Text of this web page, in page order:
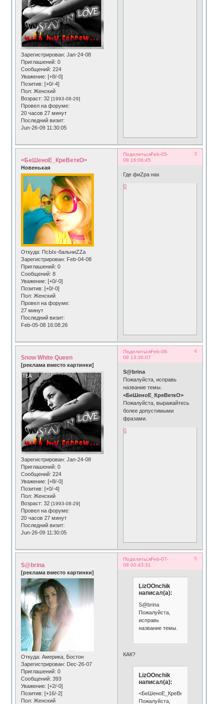
Зарегистрирован: Jan-24-08
Приглашений: 0
Сообщений: 224
Уважение: [+8/-0]
Позитив: [+0/-4]
Пол: Женский
Возраст: 32[1993-08-29]
Провел на форуме:
20 часов 27 минут
Последний визит:
Jun-26-09 11:30:05
Поделиться 3
Feb-05-
08 16:06:45
<БеШеноЕ_КреВеткО>
Новенькая
Откуда: ПсЫх-бальниZZа
Зарегистрирован: Feb-04-08
Приглашений: 0
Сообщений: 8
Уважение: [+0/-0]
Позитив: [+0/-0]
Пол: Женский
Провел на форуме:
27 минут
Последний визит:
Feb-05-08 16:08:26
Где фиZра нах
0
Поделиться 4
Feb-06-
08 13:30:07
Snow White Queen
[реклама вместо картинки]
Зарегистрирован: Jan-24-08
Приглашений: 0
Сообщений: 224
Уважение: [+8/-0]
Позитив: [+0/-4]
Пол: Женский
Возраст: 32[1993-08-29]
Провел на форуме:
20 часов 27 минут
Последний визит:
Jun-26-09 11:30:05
S@brina
Пожалуйста, исправь
название темы.
<БеШеноЕ_КреВеткО>
Пожалуйста, выражайтесь
более допустимыми
фразами.
0
Поделиться 5
Feb-07-
08 00:43:31
S@brina
[реклама вместо картинки]
Откуда: Америка, Бостон
Зарегистрирован: Dec-26-07
Приглашений: 0
Сообщений: 393
Уважение: [+2/-0]
Позитив: [+16/-2]
Пол: Женский
LizOOnchik
написал(а):
S@brina
Пожалуйста,
исправь
название темы.
КАК?
LizOOnchik
написал(а):
<БеШеноЕ_КреВеткО>
Пожалуйста,